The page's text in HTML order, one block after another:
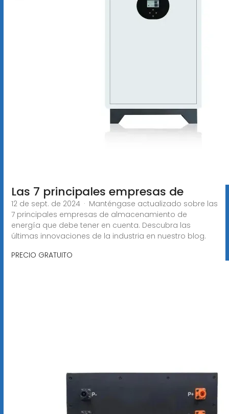
Las 7 principales empresas de
12 de sept. de 2024 · Manténgase actualizado sobre las
7 principales empresas de almacenamiento de
energía que debe tener en cuenta. Descubra las
últimas innovaciones de la industria en nuestro blog.
PRECIO GRATUITO